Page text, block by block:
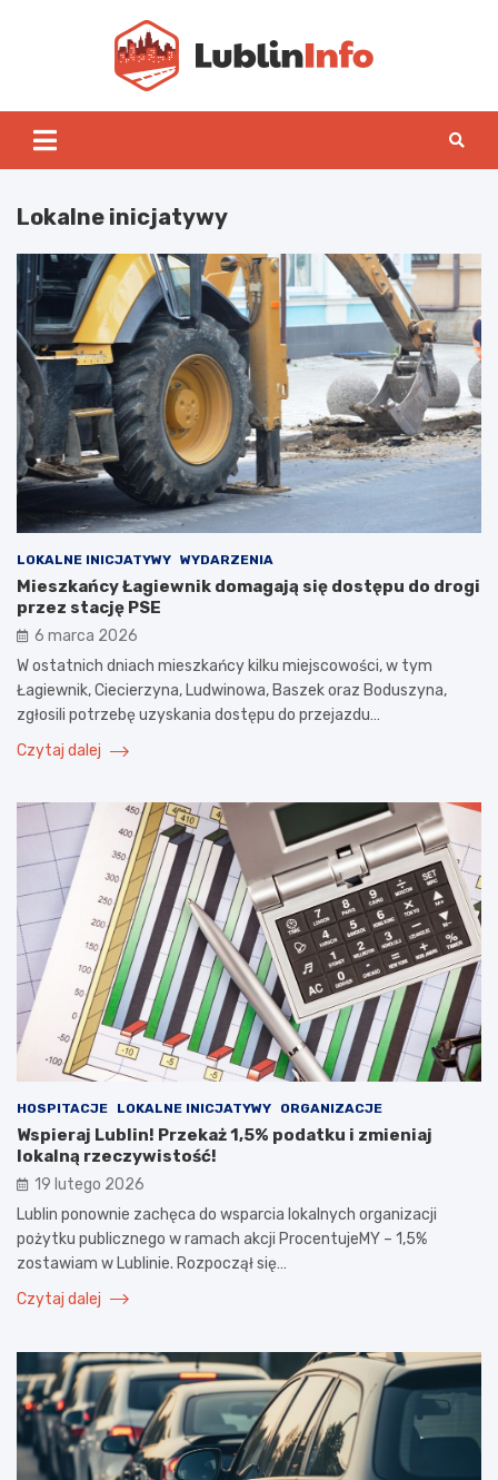
Lokalne inicjatywy
LOKALNE INICJATYWY WYDARZENIA
Mieszkańcy Łagiewnik domagają się dostępu do drogi
przez stację PSE
6 marca 2026
W ostatnich dniach mieszkańcy kilku miejscowości, w tym
Łagiewnik, Ciecierzyna, Ludwinowa, Baszek oraz Boduszyna,
zgłosili potrzebę uzyskania dostępu do przejazdu…
Czytaj dalej
HOSPITACJE LOKALNE INICJATYWY ORGANIZACJE
Wspieraj Lublin! Przekaż 1,5% podatku i zmieniaj
lokalną rzeczywistość!
19 lutego 2026
Lublin ponownie zachęca do wsparcia lokalnych organizacji
pożytku publicznego w ramach akcji ProcentujeMY – 1,5%
zostawiam w Lublinie. Rozpoczął się…
Czytaj dalej